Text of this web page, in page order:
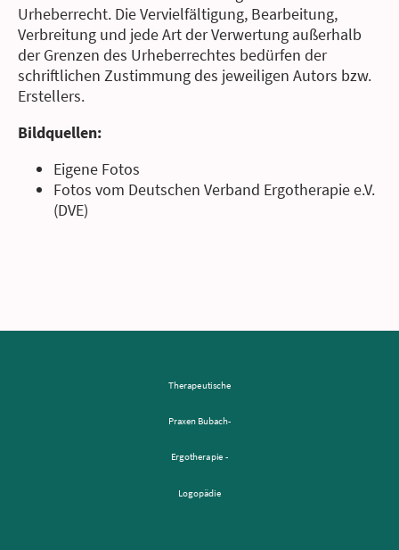
Urheberrecht. Die Vervielfältigung, Bearbeitung,
Verbreitung und jede Art der Verwertung außerhalb
der Grenzen des Urheberrechtes bedürfen der
schriftlichen Zustimmung des jeweiligen Autors bzw.
Erstellers.
Bildquellen:
Eigene Fotos
Fotos vom Deutschen Verband Ergotherapie e.V.
(DVE)
Therapeutische
Praxen Bubach-
Ergotherapie -
Logopädie